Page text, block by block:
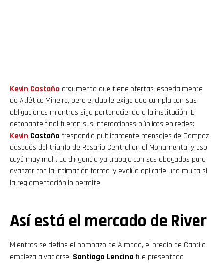
Kevin Castaño argumenta que tiene ofertas, especialmente
de Atlético Mineiro, pero el club le exige que cumpla con sus
obligaciones mientras siga perteneciendo a la institución. El
detonante final fueron sus interacciones públicas en redes:
Kevin Castaño “respondió públicamente mensajes de Campaz
después del triunfo de Rosario Central en el Monumental y eso
cayó muy mal”. La dirigencia ya trabaja con sus abogados para
avanzar con la intimación formal y evalúa aplicarle una multa si
la reglamentación lo permite.
Así está el mercado de River
Mientras se define el bombazo de Almada, el predio de Cantilo
empieza a vaciarse. Santiago Lencina fue presentado